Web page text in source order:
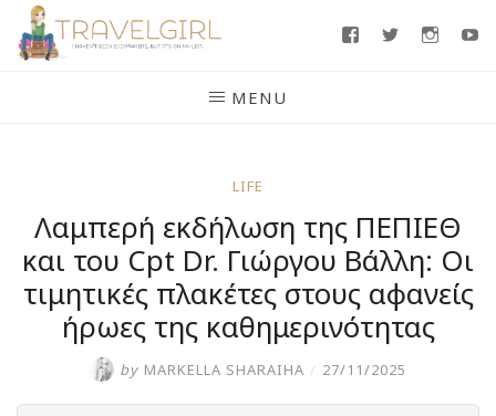
Skip
FacebookTwitter
MENU
LIFE
Λαμπερή εκδήλωση της ΠΕΠΙΕΘ
και του Cpt Dr. Γιώργου Βάλλη: Οι
τιμητικές πλακέτες στους αφανείς
ήρωες της καθημερινότητας
by MARKELLA SHARAIHA / 27/11/2025